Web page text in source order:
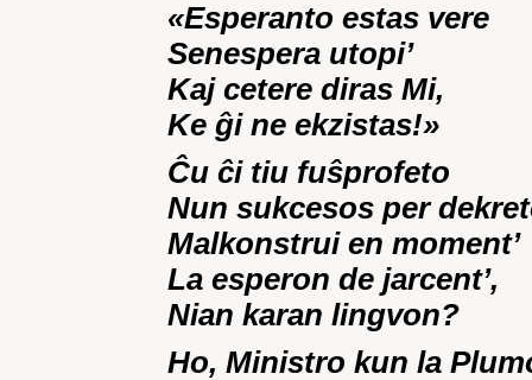
«Esperanto estas vere
Senespera utopi’
Kaj cetere diras Mi,
Ke ĝi ne ekzistas!»
Ĉu ĉi tiu fuŝprofeto
Nun sukcesos per
Malkonstrui en moment’
La esperon de jarcent’,
Nian karan lingvon?
Ho, Ministro kun la